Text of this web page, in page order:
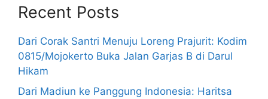
Recent Posts
Dari Corak Santri Menuju Loreng Prajurit: Kodim
0815/Mojokerto Buka Jalan Garjas B di Darul
Hikam
Dari Madiun ke Panggung Indonesia: Haritsa